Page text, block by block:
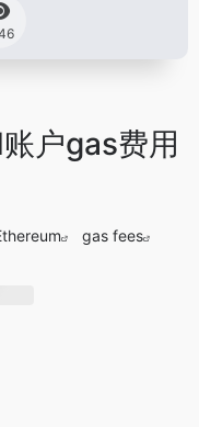
户gas费用
gas fees